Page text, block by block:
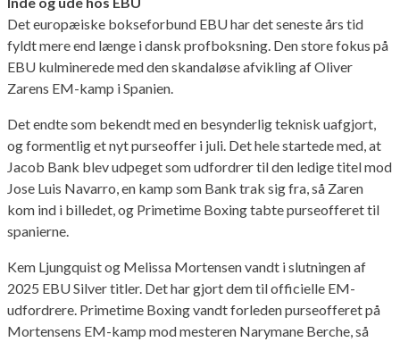
Det europæiske bokseforbund EBU har det seneste års tid
fyldt mere end længe i dansk profboksning. Den store fokus på
EBU kulminerede med den skandaløse afvikling af Oliver
Zarens EM-kamp i Spanien.
Det endte som bekendt med en besynderlig teknisk uafgjort,
og formentlig et nyt purseoffer i juli. Det hele startede med, at
Jacob Bank blev udpeget som udfordrer til den ledige titel mod
Jose Luis Navarro, en kamp som Bank trak sig fra, så Zaren
kom ind i billedet, og Primetime Boxing tabte purseofferet til
spanierne.
Kem Ljungquist og Melissa Mortensen vandt i slutningen af
2025 EBU Silver titler. Det har gjort dem til officielle EM-
udfordrere. Primetime Boxing vandt forleden purseofferet på
Mortensens EM-kamp mod mesteren Narymane Berche, så